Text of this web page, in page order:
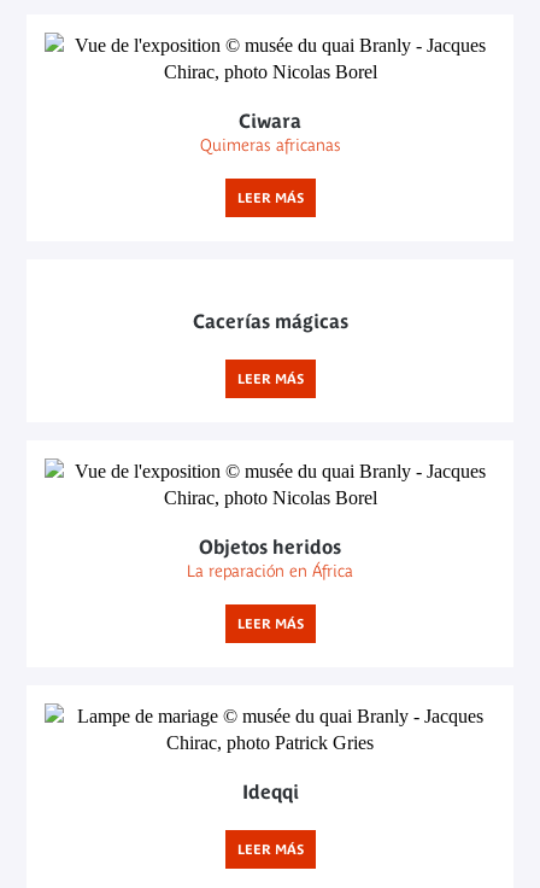
Ciwara
Quimeras africanas
LEER MÁS
Cacerías mágicas
LEER MÁS
Objetos heridos
La reparación en África
LEER MÁS
Ideqqi
LEER MÁS